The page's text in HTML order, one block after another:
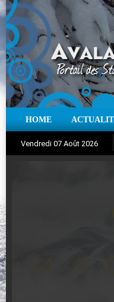
HOME
Vendredi 07 Août 2026